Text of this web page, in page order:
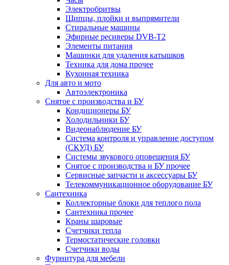
Электробритвы
Щипцы, плойки и выпрямители
Стиральные машины
Эфирные ресиверы DVB-T2
Элементы питания
Машинки для удаления катышков
Техника для дома прочее
Кухонная техника
Для авто и мото
Автоэлектроника
Снятое с производства и БУ
Кондиционеры БУ
Холодильники БУ
Видеонаблюдение БУ
Система контроля и управление доступом
(СКУД) БУ
Системы звукового оповещения БУ
Снятое с производства и БУ прочее
Сервисные запчасти и аксессуары БУ
Телекоммуникационное оборудование БУ
Сантехника
Коллекторные блоки для теплого пола
Сантехника прочее
Краны шаровые
Счетчики тепла
Термоcтатические головки
Счетчики воды
Фурнитура для мебели